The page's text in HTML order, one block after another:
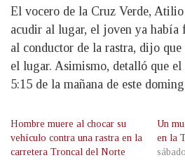
El vocero de la Cruz Verde,
acudir al lugar, el joven ya había
al conductor de la rastra, dijo que
el lugar. Asimismo, detalló que
5:15 de la mañana de este
Hombre muere al chocar su
vehículo contra una rastra en la
carretera Troncal del Norte
Un
en la